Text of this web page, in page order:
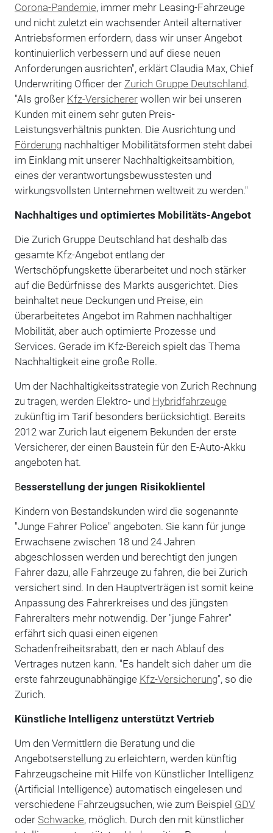
Corona-Pandemie, immer mehr Leasing-Fahrzeuge
und nicht zuletzt ein wachsender Anteil alternativer
Antriebsformen erfordern, dass wir unser Angebot
kontinuierlich verbessern und auf diese neuen
Anforderungen ausrichten", erklärt Claudia Max, Chief
Underwriting Officer der Zurich Gruppe Deutschland.
"Als großer Kfz-Versichererwollen wir bei unseren
Kunden mit einem sehr guten Preis-
Leistungsverhältnis punkten. Die Ausrichtung und
Förderungnachhaltiger Mobilitätsformen steht dabei
im Einklang mit unserer Nachhaltigkeitsambition,
eines der verantwortungsbewusstesten und
wirkungsvollsten Unternehmen weltweit zu werden."
Nachhaltiges und optimiertes Mobilitäts-Angebot
Die Zurich Gruppe Deutschland hat deshalb das
gesamte Kfz-Angebot entlang der
Wertschöpfungskette überarbeitet und noch stärker
auf die Bedürfnisse des Markts ausgerichtet. Dies
beinhaltet neue Deckungen und Preise, ein
überarbeitetes Angebot im Rahmen nachhaltiger
Mobilität, aber auch optimierte Prozesse und
Services. Gerade im Kfz-Bereich spielt das Thema
Nachhaltigkeit eine große Rolle.
Um der Nachhaltigkeitsstrategie von Zurich Rechnung
zu tragen, werden Elektro- und Hybridfahrzeuge
zukünftig im Tarif besonders berücksichtigt. Bereits
2012 war Zurich laut eigenem Bekunden der erste
Versicherer, der einen Baustein für den E-Auto-Akku
angeboten hat.
Besserstellung der jungen Risikoklientel
Kindern von Bestandskunden wird die sogenannte
"Junge Fahrer Police" angeboten. Sie kann für junge
Erwachsene zwischen 18 und 24 Jahren
abgeschlossen werden und berechtigt den jungen
Fahrer dazu, alle Fahrzeuge zu fahren, die bei Zurich
versichert sind. In den Hauptverträgen ist somit keine
Anpassung des Fahrerkreises und des jüngsten
Fahreralters mehr notwendig. Der "junge Fahrer"
erfährt sich quasi einen eigenen
Schadenfreiheitsrabatt, den er nach Ablauf des
Vertrages nutzen kann. "Es handelt sich daher um die
erste fahrzeugunabhängige Kfz-Versicherung", so die
Zurich.
Künstliche Intelligenz unterstützt Vertrieb
Um den Vermittlern die Beratung und die
Angebotserstellung zu erleichtern, werden künftig
Fahrzeugscheine mit Hilfe von Künstlicher Intelligenz
(Artificial Intelligence) automatisch eingelesen und
verschiedene Fahrzeugsuchen, wie zum Beispiel GDV
oder Schwacke, möglich. Durch den mit künstlicher